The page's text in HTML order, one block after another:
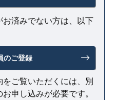
お済みでない方は、以下
のご登録
ご覧いただくには、別
申し込みが必要です。